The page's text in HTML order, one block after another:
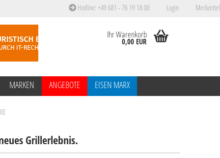
Hotline: +49 681 - 76 19 18 00 Login Merkzettel
Ihr Warenkorb
0,00 EUR
MARKEN ANGEBOTE EISEN MARX
Grillerlebnis.